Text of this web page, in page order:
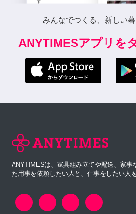
みんなでつくる、新しい暮
ANYTIMESアプリを
ANYTIMESは、家具組み立てや配送、家事
た用事を依頼したい人と、仕事をしたい人